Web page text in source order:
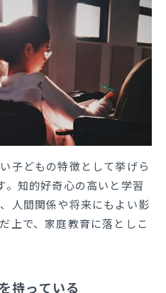
子どもの特徴として挙げら
知的好奇心の高いと学習
人間関係や将来にもよい影
上で、家庭教育に落としこ
持っている